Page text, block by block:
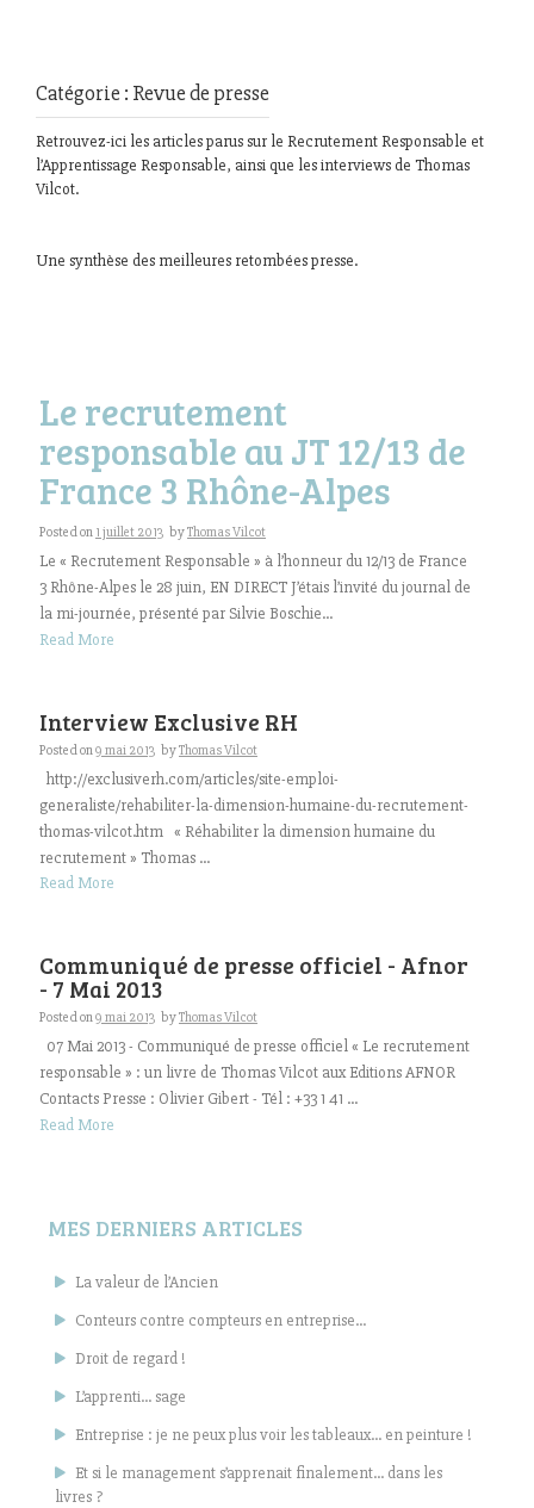
Catégorie : Revue de presse
Retrouvez-ici les articles parus sur le Recrutement Responsable et
l’Apprentissage Responsable, ainsi que les interviews de Thomas
Vilcot.
Une synthèse des meilleures retombées presse.
Le recrutement
responsable au JT 12/13 de
France 3 Rhône-Alpes
Posted on 1 juillet 2013 byThomas Vilcot
Le « Recrutement Responsable » à l’honneur du 12/13 de France
3 Rhône-Alpes le 28 juin, EN DIRECT J’étais l’invité du journal de
la mi-journée, présenté par Silvie Boschie...
Read More
Interview Exclusive RH
Posted on9 mai 2013 byThomas Vilcot
http://exclusiverh.com/articles/site-emploi-
generaliste/rehabiliter-la-dimension-humaine-du-recrutement-
thomas-vilcot.htm « Réhabiliter la dimension humaine du
recrutement » Thomas ...
Read More
Communiqué de presse officiel - Afnor
- 7 Mai 2013
Posted on9 mai 2013 byThomas Vilcot
07 Mai 2013 - Communiqué de presse officiel « Le recrutement
responsable » : un livre de Thomas Vilcot aux Editions AFNOR
Contacts Presse : Olivier Gibert - Tél : +33 1 41 ...
Read More
MES DERNIERS ARTICLES
La valeur de l’Ancien
Conteurs contre compteurs en entreprise…
Droit de regard !
L’apprenti… sage
Entreprise : je ne peux plus voir les tableaux… en peinture !
Et si le management s’apprenait finalement… dans les
livres ?